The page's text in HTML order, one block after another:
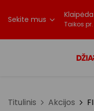
Sekite mus Klaipėda
Taikos pr.
Titulinis Akcijos